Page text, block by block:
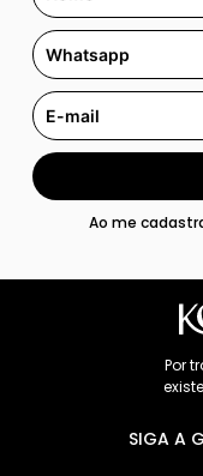
Ao me
Por
SIGA A